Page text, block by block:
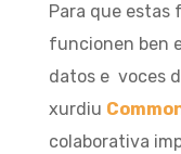
Para que
funcionen ben
datos e voces
xurdiu
colaborativa